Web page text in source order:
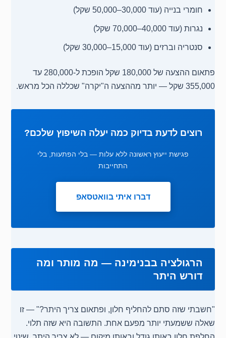
חומרי בנייה (עוד 30,000–50,000 שקל)
נגרות (עוד 40,000–70,000 שקל)
סנטריה וברזים (עוד 15,000–30,000 שקל)
פתאום ההצעה של 180,000 שקל הופכת ל-280,000 עד
355,000 שקל — יותר מההצעה ה"יקרה" שכללה הכל מראש.
רוצים לדעת בדיוק כמה יעלה השיפוץ שלכם?
פגישת ייעוץ ראשונה ללא עלות — בלי הפתעות, בלי
התחייבות
דברו איתי בוואטסאפ
הרגולציה בבנימינה — מה מותר ומה
דורש היתר
"חשבתי שזה סתם להחליף חלון, ופתאום צריך היתר?" — זו
שאלה ששמעתי יותר מפעם אחת. התשובה היא שזה תלוי.